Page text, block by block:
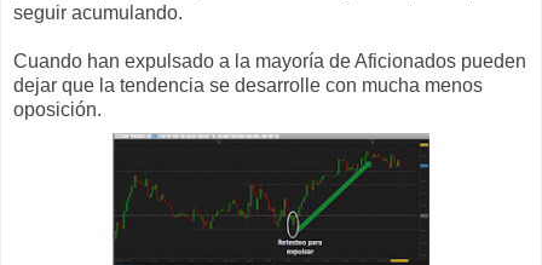
seguir acumulando.
Cuando han expulsado a la mayoría de Aficionados pueden
dejar que la tendencia se desarrolle con mucha menos
oposición.